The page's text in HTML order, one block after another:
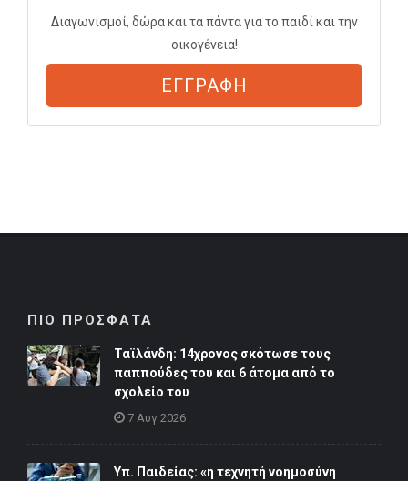
Διαγωνισμοί, δώρα και τα πάντα για το παιδί και την
οικογένεια!
ΕΓΓΡΑΦΗ
ΠΙΟ ΠΡΟΣΦΑΤΑ
Ταϊλάνδη: 14χρονος σκότωσε τους
παππούδες του και 6 άτομα από το
σχολείο του
7 Αυγ 2026
Υπ. Παιδείας: «η τεχνητή νοημοσύνη